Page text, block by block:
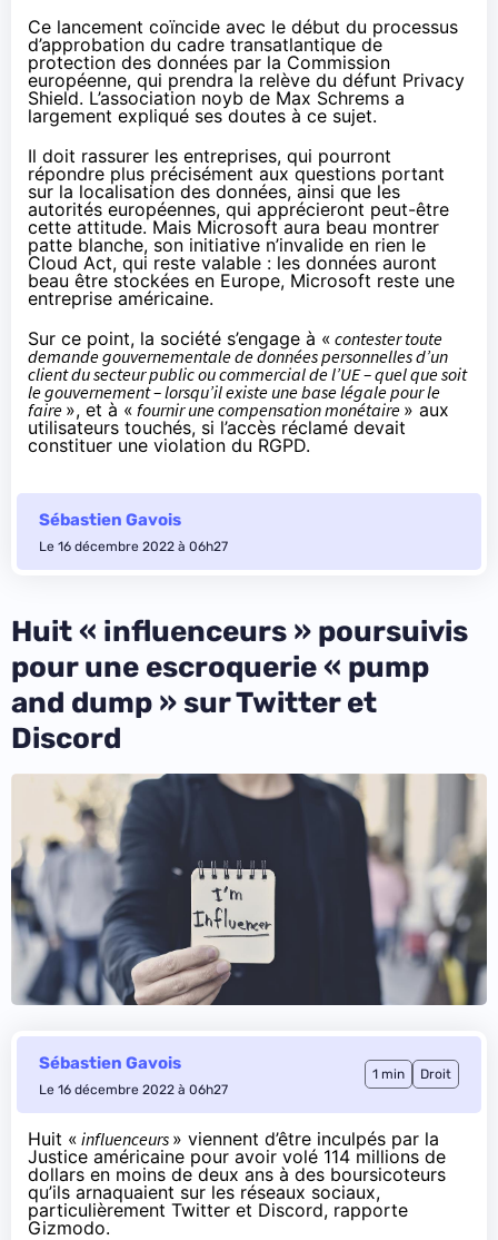
Ce lancement coïncide avec le début du processus
d’approbation du cadre transatlantique de
protection des données par la Commission
européenne, qui prendra la relève du défunt Privacy
Shield. L’association noyb de Max Schrems a
largement expliqué ses doutes à ce sujet.
Il doit rassurer les entreprises, qui pourront
répondre plus précisément aux questions portant
sur la localisation des données, ainsi que les
autorités européennes, qui apprécieront peut-être
cette attitude. Mais Microsoft aura beau montrer
patte blanche, son initiative n’invalide en rien le
Cloud Act, qui reste valable : les données auront
beau être stockées en Europe, Microsoft reste une
entreprise américaine.
Sur ce point, la société s’engage à « contester toute
demande gouvernementale de données personnelles d’un
client du secteur public ou commercial de l’UE – quel que soit
le gouvernement – lorsqu’il existe une base légale pour le
faire », et à « fournir une compensation monétaire » aux
utilisateurs touchés, si l’accès réclamé devait
constituer une violation du RGPD.
Sébastien Gavois
Le 16 décembre 2022 à 06h27
Huit « influenceurs » poursuivis
pour une escroquerie « pump
and dump » sur Twitter et
Discord
Sébastien Gavois
Le 16 décembre 2022 à 06h27
1 min Droit
Huit « influenceurs » viennent d’être inculpés par la
Justice américaine pour avoir volé 114 millions de
dollars en moins de deux ans à des boursicoteurs
qu’ils arnaquaient sur les réseaux sociaux,
particulièrement Twitter et Discord, rapporte
Gizmodo.